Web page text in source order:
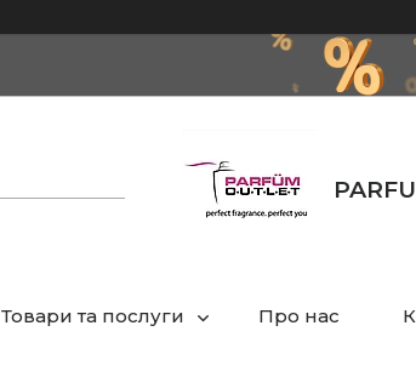
Товари та послуги Про нас